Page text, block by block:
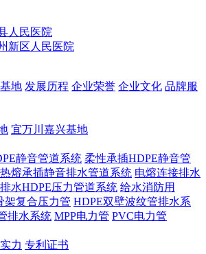
人民医院
新区人民医院
地 发展历程 企业荣誉 企业文化 品牌服
宜万川嘉兴基地
静音管道系统 柔性承插HDPE静音管
熔承插静音排水管道系统 电熔连接排水
水HDPE压力管道系统 给水消防用
架复合压力管 HDPE双壁波纹管排水系
排水系统 MPP电力管 PVC电力管
力 专利证书